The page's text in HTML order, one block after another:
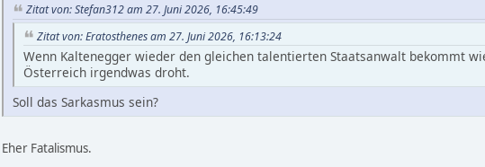
Zitat von: Stefan312 am 27. Juni 2026, 16:45:49
Zitat von: Eratosthenes am 27. Juni 2026, 16:13:24
Wenn Kaltenegger wieder den gleichen talentierten Staatsanwalt bekommt
Österreich irgendwas droht.
Soll das Sarkasmus sein?
Eher Fatalismus.